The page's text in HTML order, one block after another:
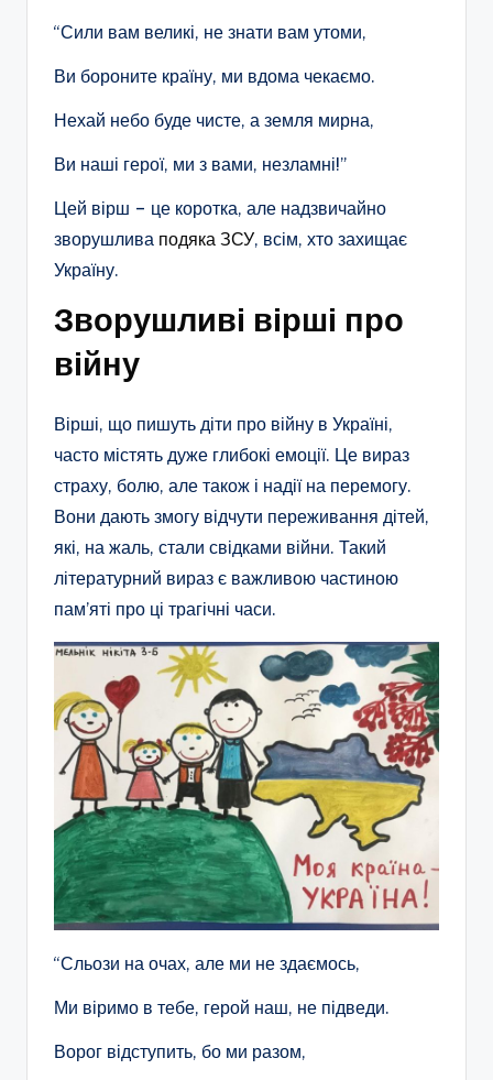
“Сили вам великі, не знати вам утоми,
Ви бороните країну, ми вдома чекаємо.
Нехай небо буде чисте, а земля мирна,
Ви наші герої, ми з вами, незламні!”
Цей вірш – це коротка, але надзвичайно
зворушлива подяка ЗСУ, всім, хто захищає
Україну.
Зворушливі вірші про
війну
Вірші, що пишуть діти про війну в Україні,
часто містять дуже глибокі емоції. Це вираз
страху, болю, але також і надії на перемогу.
Вони дають змогу відчути переживання дітей,
які, на жаль, стали свідками війни. Такий
літературний вираз є важливою частиною
пам’яті про ці трагічні часи.
“Сльози на очах, але ми не здаємось,
Ми віримо в тебе, герой наш, не підведи.
Ворог відступить, бо ми разом,